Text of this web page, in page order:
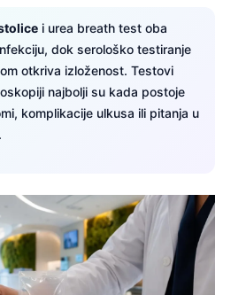
i urea breath test oba
dok serološko testiranje
otkriva izloženost. Testovi
najbolji su kada postoje
komplikacije ulkusa ili pitanja u